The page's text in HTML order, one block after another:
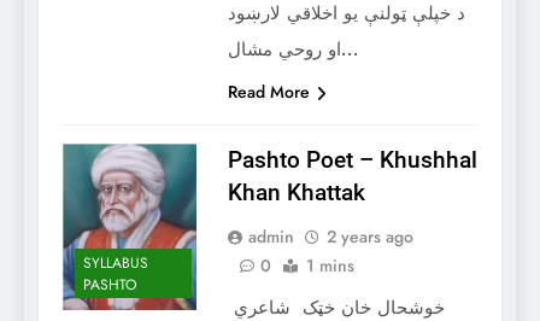
د خپلې ټولنې یو اخلاقي لارښود
او روحي مشال…
Read More
SYLLABUS
PASHTO
Pashto Poet – ‌Khushhal
Khan Khattak
admin
2 years ago
0
1 mins
خوشحال خان خټک شاعري